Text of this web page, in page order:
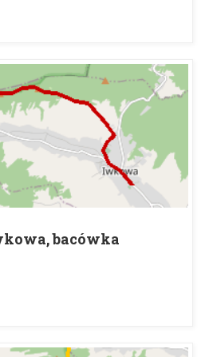
bacówka